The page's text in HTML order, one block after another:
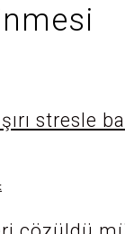
stresle